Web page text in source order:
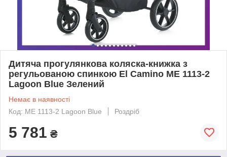
Дитяча прогулянкова коляска-книжка з
регульованою спинкою El Camino ME 1113-2
Lagoon Blue Зелений
Немає в наявності
Код: ME 1113-2 Lagoon Blue
Роздріб
5 781 ₴